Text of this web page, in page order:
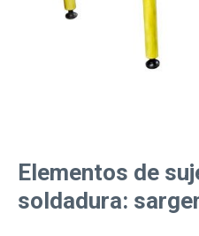
Elementos de
soldadura: